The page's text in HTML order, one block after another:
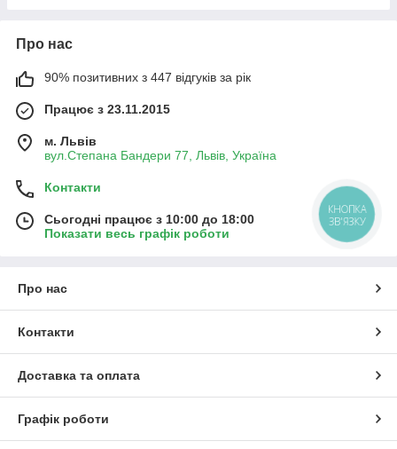
Про нас
90% позитивних з 447 відгуків за рік
Працює з 23.11.2015
м. Львів
вул.Степана Бандери 77, Львів, Україна
Контакти
Сьогодні працює з 10:00 до 18:00
Показати весь графік роботи
Про нас
Контакти
Доставка та оплата
Графік роботи
КНОПКА
ЗВ'ЯЗКУ